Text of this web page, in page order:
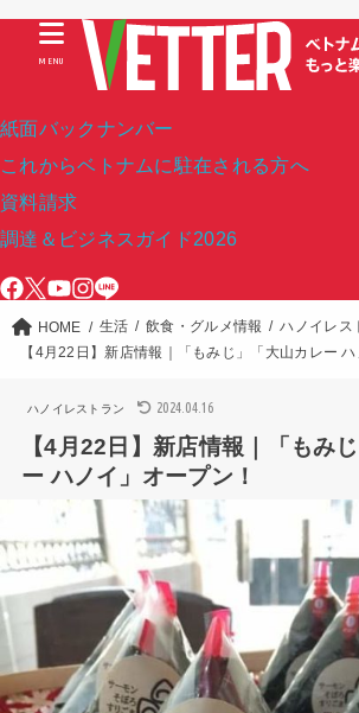
紙面バックナンバー
これからベトナムに駐在される方へ
資料請求
調達＆ビジネスガイド2026
MENU
HOME 生活 飲食・グルメ情報
ハノイレス
【4月22日】新店情報｜「もみじ」「大山カレー ハ
ハノイレストラン 2024.04.16
【4月22日】新店情報｜「もみ
ー ハノイ」オープン！